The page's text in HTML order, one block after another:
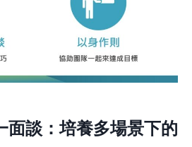
面談：培養多場景下的